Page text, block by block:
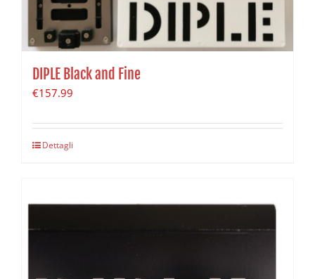
DIPLE Black and Fine
€157.99
Dettagli